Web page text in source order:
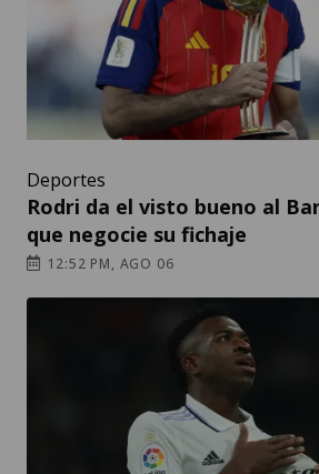
Deportes
Rodri da el visto bueno al
que negocie su fichaje
12:52 PM, AGO 06